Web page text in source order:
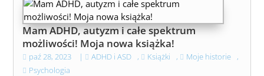
Mam ADHD, autyzm i całe spektrum
możliwości! Moja nowa książka!
paź 28, 2023 | ADHD i ASD , Książki , Moje historie
,
Psychologia